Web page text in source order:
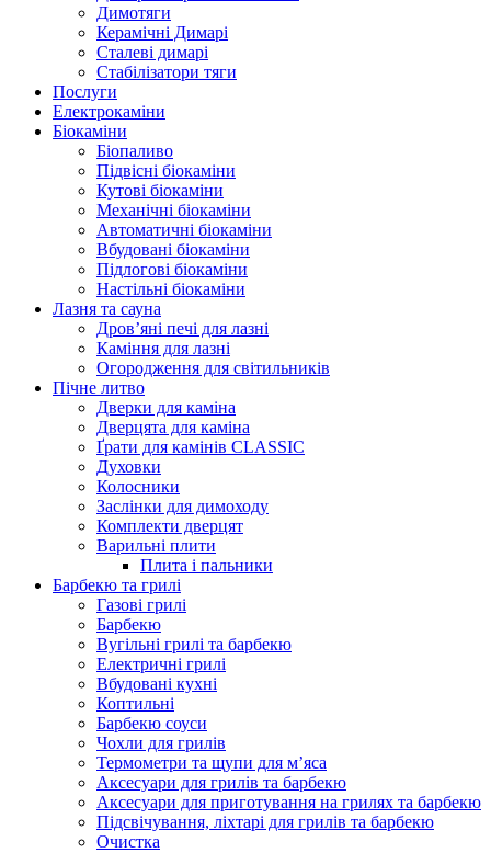
Димотяги
Керамічні Димарі
Сталеві димарі
Стабілізатори тяги
Послуги
Електрокаміни
Біокаміни
Біопаливо
Підвісні біокаміни
Кутові біокаміни
Механічні біокаміни
Автоматичні біокаміни
Вбудовані біокаміни
Підлогові біокаміни
Настільні біокаміни
Лазня та сауна
Дров’яні печі для лазні
Каміння для лазні
Огородження для світильників
Пічне литво
Дверки для каміна
Дверцята для каміна
Ґрати для камінів CLASSIC
Духовки
Колосники
Заслінки для димоходу
Комплекти дверцят
Варильні плити
Плита і пальники
Барбекю та грилі
Газові грилі
Барбекю
Вугільні грилі та барбекю
Електричні грилі
Вбудовані кухні
Коптильні
Барбекю соуси
Чохли для грилів
Термометри та щупи для м’яса
Аксесуари для грилів та барбекю
Аксесуари для приготування на грилях та барбекю
Підсвічування, ліхтарі для грилів та барбекю
Очистка